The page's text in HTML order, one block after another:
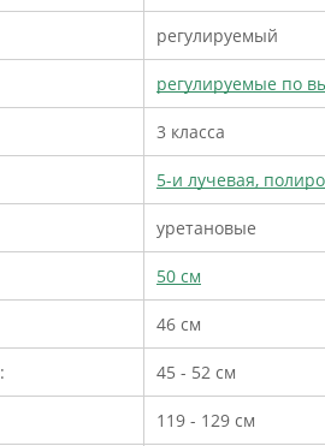
регулируемый
регулируемые по
3 класса
5-и лучевая,
уретановые
50 см
46 см
45 - 52 см
119 - 129 см